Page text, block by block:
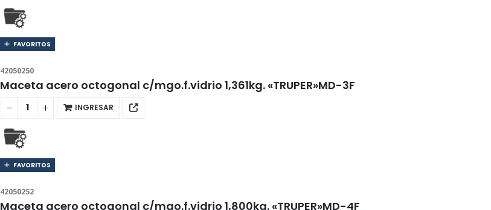
FAVORITOS
42050250
Maceta acero octogonal c/mgo.f.vidrio 1,361kg. «TRUPER»MD-3F
INGRESAR
FAVORITOS
42050252
Maceta acero octogonal c/mgo.f.vidrio 1,800kg. «TRUPER»MD-4F